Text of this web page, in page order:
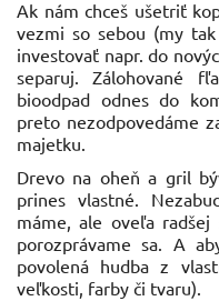
Ak nám chceš ušetriť
vezmi so sebou (my
investovať napr. do
separuj. Zálohované
bioodpad odnes do
preto nezodpovedáme
majetku.
Drevo na oheň a gril
prines vlastné.
máme, ale oveľa
porozprávame sa. A
povolená hudba z
veľkosti, farby či tvaru).